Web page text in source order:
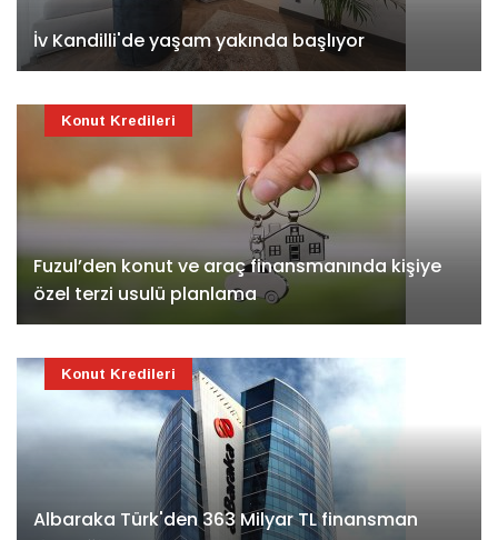
İv Kandilli'de yaşam yakında başlıyor
Fuzul’den konut ve araç finansmanında kişiye
özel terzi usulü planlama
Konut Kredileri
Albaraka Türk'den 363 Milyar TL finansman
Konut Kredileri